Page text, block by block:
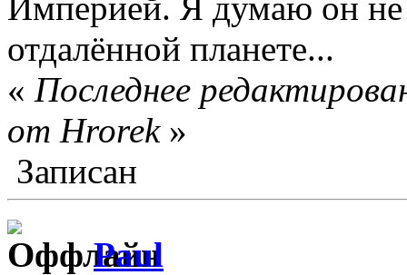
отдалённой планете...
« Последнее
от Hrorek»
Записан
Paul